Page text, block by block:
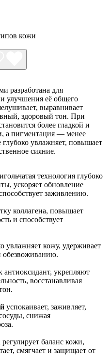
кожи
разработана для
улучшения её общего
выравнивает
здоровый тон. При
более гладкой и
а пигментация — менее
увлажняет, повышает
сияние.
технология глубоко
ускоряет обновление
заживлению.
коллагена, повышает
и способствует
увлажняет кожу, удерживает
обезвоживанию.
антиоксидант, укрепляют
восстанавливая
успокаивает, заживляет,
снижая
регулирует баланс кожи,
смягчает и защищает от